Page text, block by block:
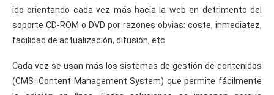
ido orientando cada vez más hacia la web en detrimento del
soporte CD-ROM o DVD por razones obvias: coste, inmediatez,
facilidad de actualización, difusión, etc.
Cada vez se usan más los sistemas de gestión de contenidos
(CMS=Content Management System) que permite fácilmente